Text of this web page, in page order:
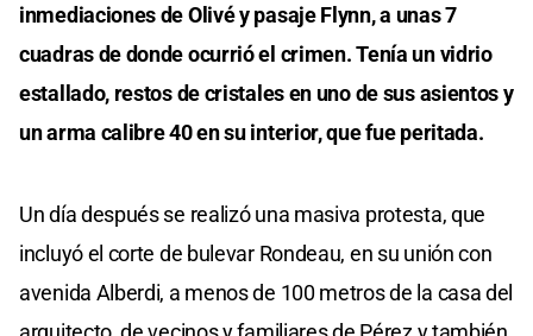
inmediaciones de Olivé y pasaje Flynn, a unas 7
cuadras de donde ocurrió el crimen. Tenía un vidrio
estallado, restos de cristales en uno de sus asientos y
un arma calibre 40 en su interior, que fue peritada.
Un día después se realizó una masiva protesta, que
incluyó el corte de bulevar Rondeau, en su unión con
avenida Alberdi, a menos de 100 metros de la casa del